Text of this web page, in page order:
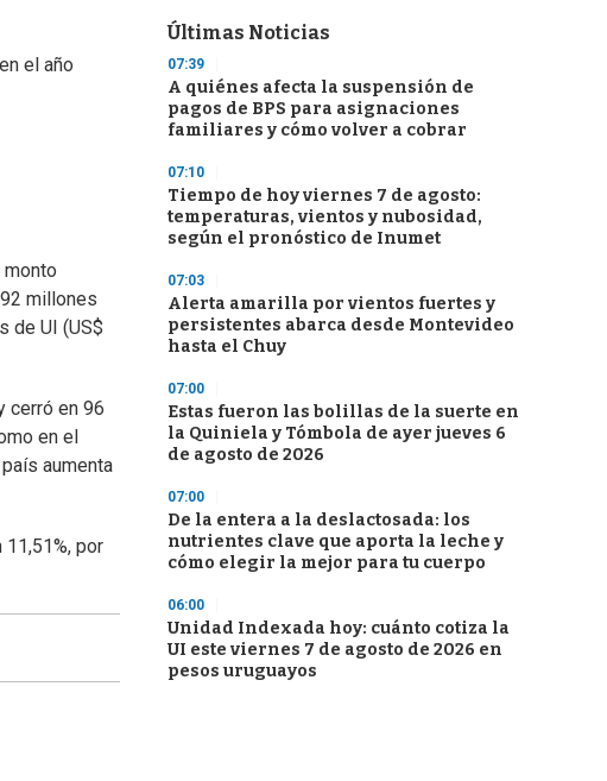
el año
monto
millones
de UI (US$
cerró en 96
en el
aumenta
por
Últimas Noticias
07:39
A quiénes afecta la suspensión de
pagos de BPS para asignaciones
familiares y cómo volver a cobrar
07:10
Tiempo de hoy viernes 7 de agosto:
temperaturas, vientos y nubosidad,
según el pronóstico de Inumet
07:03
Alerta amarilla por vientos fuertes y
persistentes abarca desde Montevideo
hasta el Chuy
07:00
Estas fueron las bolillas de la suerte en
la Quiniela y Tómbola de ayer jueves 6
de agosto de 2026
07:00
De la entera a la deslactosada: los
nutrientes clave que aporta la leche y
cómo elegir la mejor para tu cuerpo
06:00
Unidad Indexada hoy: cuánto cotiza la
UI este viernes 7 de agosto de 2026 en
pesos uruguayos